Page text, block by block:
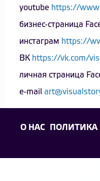
youtube https://
бизнес-страница
инстаграм https://
ВК https://vk.com/
личная страница
e-mail
О НАС ПОЛИТИКА